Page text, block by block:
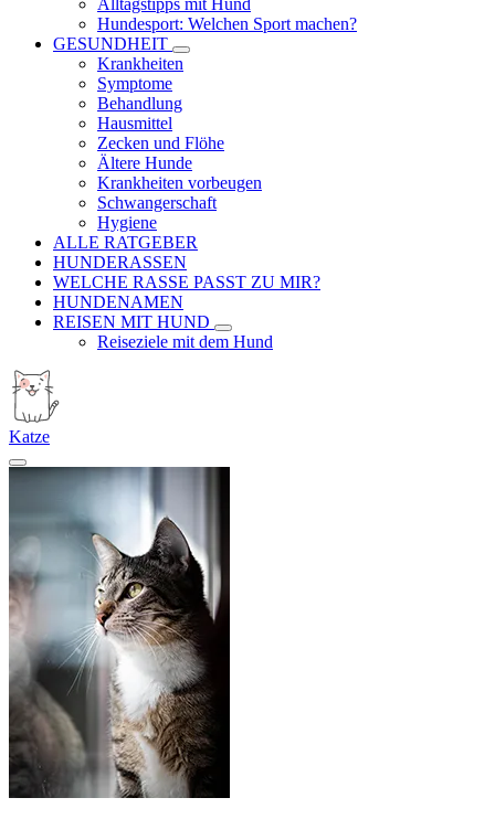
Alltagstipps mit Hund
Hundesport: Welchen Sport machen?
GESUNDHEIT
Krankheiten
Symptome
Behandlung
Hausmittel
Zecken und Flöhe
Ältere Hunde
Krankheiten vorbeugen
Schwangerschaft
Hygiene
ALLE RATGEBER
HUNDERASSEN
WELCHE RASSE PASST ZU MIR?
HUNDENAMEN
REISEN MIT HUND
Reiseziele mit dem Hund
Katze